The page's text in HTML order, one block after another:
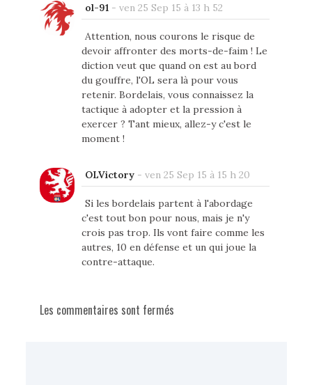
ol-91 - ven 25 Sep 15 à 13 h 52
Attention, nous courons le risque de
devoir affronter des morts-de-faim ! Le
diction veut que quand on est au bord
du gouffre, l'OL sera là pour vous
retenir. Bordelais, vous connaissez la
tactique à adopter et la pression à
exercer ? Tant mieux, allez-y c'est le
moment !
OLVictory- ven 25 Sep 15 à 15 h 20
Si les bordelais partent à l'abordage
c'est tout bon pour nous, mais je n'y
crois pas trop. Ils vont faire comme les
autres, 10 en défense et un qui joue la
contre-attaque.
Les commentaires sont fermés